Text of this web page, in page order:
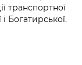
транспортної
Богатирської.